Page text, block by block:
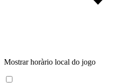
Mostrar horàrio local do jogo